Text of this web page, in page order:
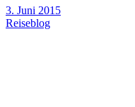
3. Juni 2015
Reiseblog